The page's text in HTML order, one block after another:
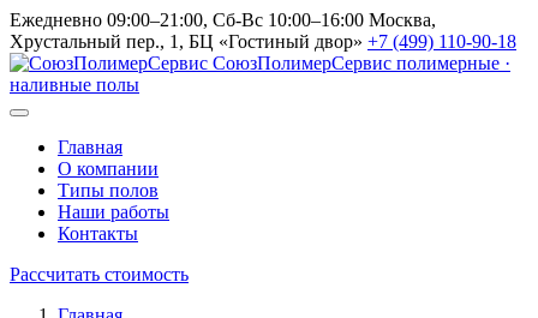
Ежедневно 09:00–21:00, Сб-Вс 10:00–16:00 Москва,
Хрустальный пер., 1, БЦ «Гостиный двор» +7 (499) 110-90-18
СоюзПолимерСервис полимерные ·
наливные полы
Главная
О компании
Типы полов
Наши работы
Контакты
Рассчитать стоимость